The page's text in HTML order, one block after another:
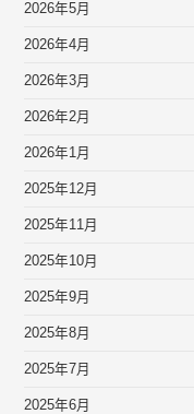
2026年5月
2026年4月
2026年3月
2026年2月
2026年1月
2025年12月
2025年11月
2025年10月
2025年9月
2025年8月
2025年7月
2025年6月